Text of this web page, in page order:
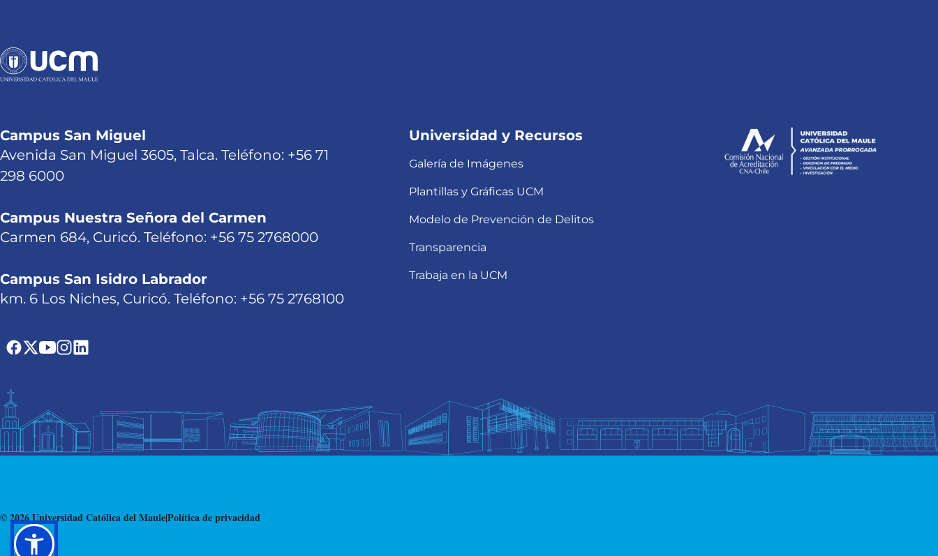
Campus San Miguel
Avenida San Miguel 3605, Talca. Teléfono: +56 71
298 6000
Campus Nuestra Señora del Carmen
Carmen 684, Curicó. Teléfono: +56 75 2768000
Campus San Isidro Labrador
km. 6 Los Niches, Curicó. Teléfono: +56 75 2768100
Universidad y Recursos
Galería de Imágenes
Plantillas y Gráficas UCM
Modelo de Prevención de Delitos
Transparencia
Trabaja en la UCM
© 2026 Universidad Católica del Maule|Política de privacidad